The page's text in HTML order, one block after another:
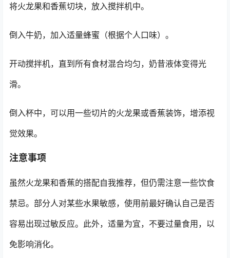
将火龙果和香蕉切块，放入搅拌机中。
倒入牛奶，加入适量蜂蜜（根据个人口味）。
开动搅拌机，直到所有食材混合均匀，奶昔液体变得光
滑。
倒入杯中，可以用一些切片的火龙果或香蕉装饰，增添视
觉效果。
注意事项
虽然火龙果和香蕉的搭配自我推荐，但仍需注意一些饮食
禁忌。部分人对某些水果敏感，使用前最好确认自己是否
容易出现过敏反应。此外，适量为宜，不要过量食用，以
免影响消化。